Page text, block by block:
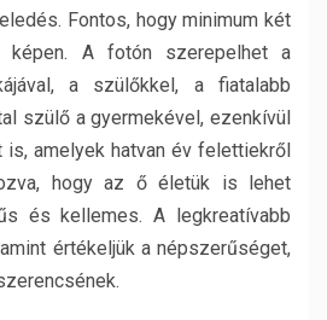
Fontos, hogy minimum két
képen. A fotón szerepelhet a
a szülőkkel, a fiatalabb
szülő a gyermekével, ezenkívül
is, amelyek hatvan év felettiekről
hogy az ő életük is lehet
és kellemes. A legkreatívabb
értékeljük a népszerűséget,